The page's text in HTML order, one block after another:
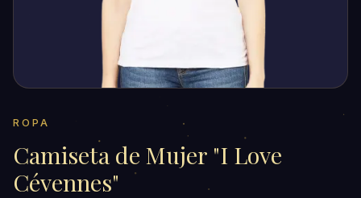
ROPA
Camiseta de Mujer "I Love
Cévennes"